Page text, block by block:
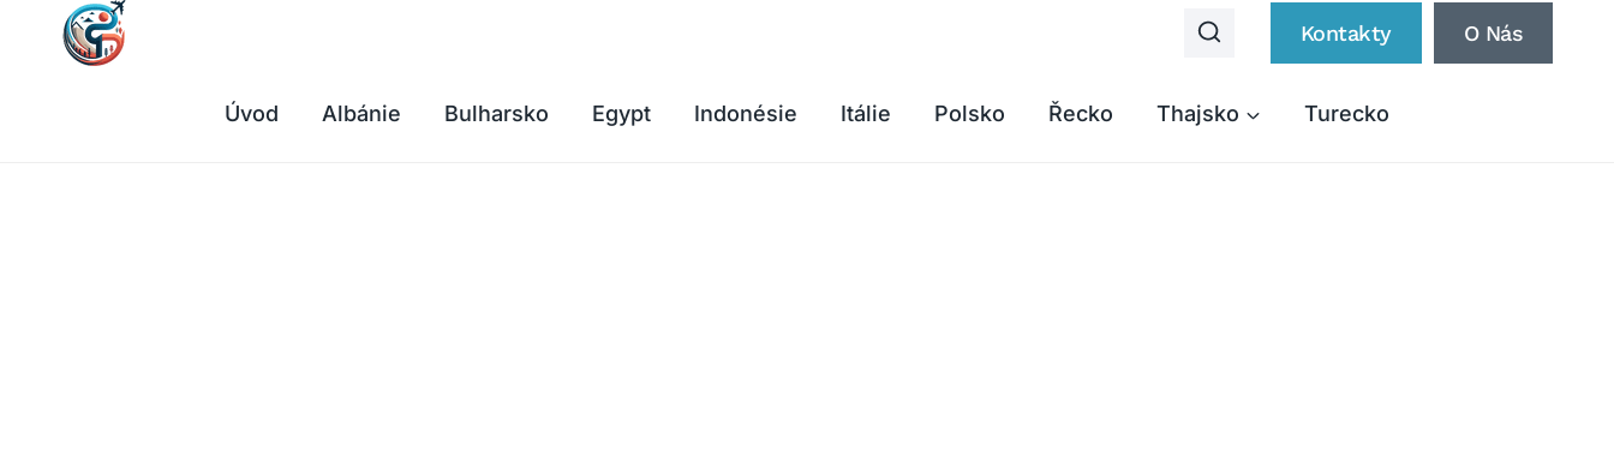
Přeskočit
Kontakty O Nás
Úvod Albánie Bulharsko Egypt Indonésie Itálie Polsko Řecko Thajsko Turecko